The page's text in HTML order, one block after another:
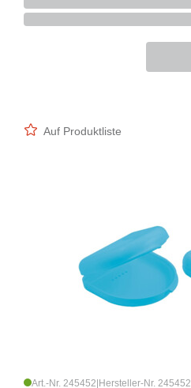
Auf Produktliste
Art.-Nr. 245452 Hersteller-Nr. 245452